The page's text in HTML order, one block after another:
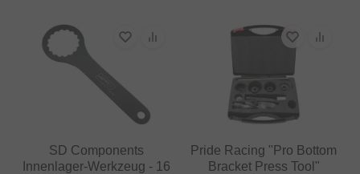
SD Components
Innenlager-Werkzeug - 16
Pride Racing "Pro Bottom
Bracket Press Tool"